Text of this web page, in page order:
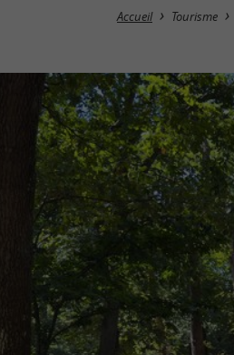
Accueil Tourisme